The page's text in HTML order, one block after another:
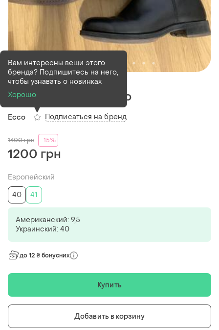
В наличии 1 шт
Шкіряні чоботи ессо
Ecco
Вам интересны вещи этого
бренда? Подпишитесь на него,
чтобы узнавать о новинках
Хорошо
Подписаться на бренд
1400грн -15%
1200 грн
Европейский
40
41
Американский: 9,5
Украинский: 40
до 12 ₴ бонусних
Купить
Добавить в корзину